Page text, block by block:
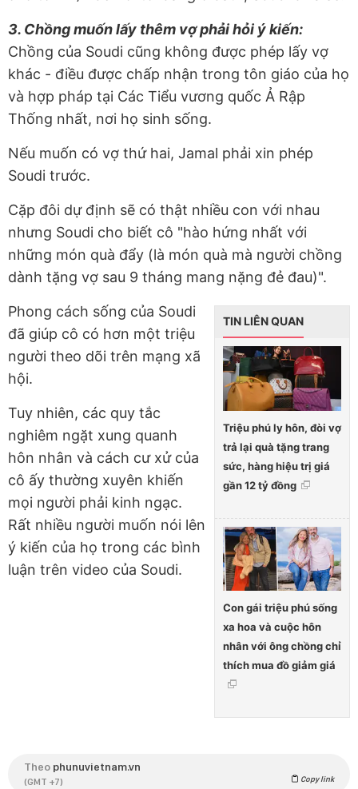
3. Chồng muốn lấy thêm vợ phải hỏi ý kiến:
Chồng của Soudi cũng không được phép lấy vợ
khác - điều được chấp nhận trong tôn giáo của họ
và hợp pháp tại Các Tiểu vương quốc Ả Rập
Thống nhất, nơi họ sinh sống.
Nếu muốn có vợ thứ hai, Jamal phải xin phép
Soudi trước.
Cặp đôi dự định sẽ có thật nhiều con với nhau
nhưng Soudi cho biết cô "hào hứng nhất với
những món quà đẩy (là món quà mà người chồng
dành tặng vợ sau 9 tháng mang nặng đẻ đau)".
TIN LIÊN QUAN
Triệu phú ly hôn, đòi vợ
trả lại quà tặng trang
sức, hàng hiệu trị giá
gần 12 tỷ đồng
Con gái triệu phú sống
xa hoa và cuộc hôn
nhân với ông chồng chỉ
thích mua đồ giảm giá
Phong cách sống của Soudi
đã giúp cô có hơn một triệu
người theo dõi trên mạng xã
hội.
Tuy nhiên, các quy tắc
nghiêm ngặt xung quanh
hôn nhân và cách cư xử của
cô ấy thường xuyên khiến
mọi người phải kinh ngạc.
Rất nhiều người muốn nói lên
ý kiến của họ trong các bình
luận trên video của Soudi.
Theo phunuvietnam.vn
(GMT +7) Copy link